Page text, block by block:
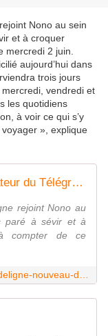
Nono au sein
et à croquer
mercredi 2 juin.
aujourd’hui dans
trois jours
mercredi, vendredi et
les quotidiens
à voir ce qui s’y
», explique
Frédéric Deligne, nouveau dessinateur du Télégramme
rejoint Nono au
paré à sévir et à
à compter de ce